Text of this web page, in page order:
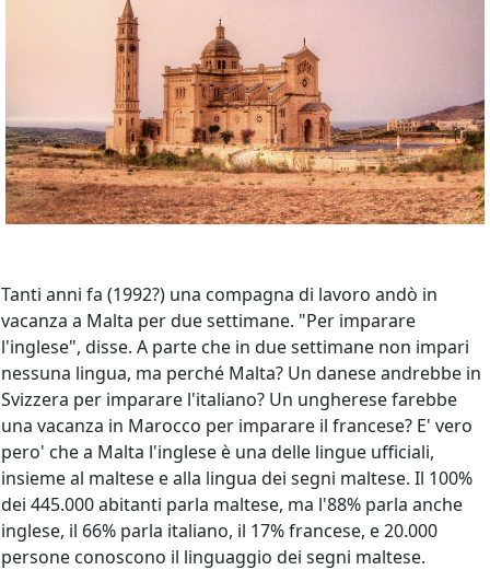
Tanti anni fa (1992?) una compagna di lavoro andò in
vacanza a Malta per due settimane. "Per imparare
l'inglese", disse. A parte che in due settimane non impari
nessuna lingua, ma perché Malta? Un danese andrebbe in
Svizzera per imparare l'italiano? Un ungherese farebbe
una vacanza in Marocco per imparare il francese? E' vero
pero' che a Malta l'inglese è una delle lingue ufficiali,
insieme al maltese e alla lingua dei segni maltese. Il 100%
dei 445.000 abitanti parla maltese, ma l'88% parla anche
inglese, il 66% parla italiano, il 17% francese, e 20.000
persone conoscono il linguaggio dei segni maltese.